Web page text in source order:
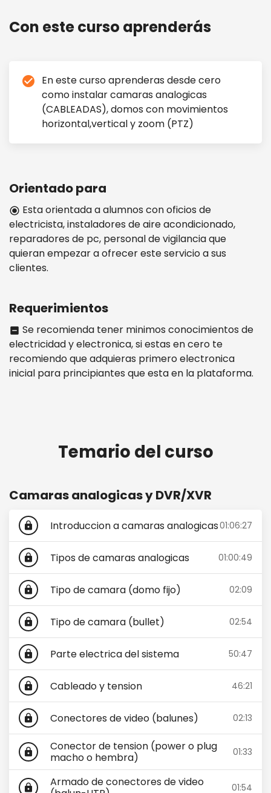
Con este curso aprenderás
check_circle En este curso aprenderas desde cero
como instalar camaras analogicas
(CABLEADAS), domos con movimientos
horizontal,vertical y zoom (PTZ)
Orientado para
radio_button_checked Esta orientada a alumnos con oficios de
electricista, instaladores de aire acondicionado,
reparadores de pc, personal de vigilancia que
quieran empezar a ofrecer este servicio a sus
clientes.
Requerimientos
indeterminate_check_box Se recomienda tener minimos conocimientos de
electricidad y electronica, si estas en cero te
recomiendo que adquieras primero electronica
inicial para principiantes que esta en la plataforma.
Temario del curso
Camaras analogicas y DVR/XVR
lock Introduccion a camaras analogicas01:06:27
lock Tipos de camaras analogicas 01:00:49
lock Tipo de camara (domo fijo) 02:09
lock Tipo de camara (bullet) 02:54
lock Parte electrica del sistema 50:47
lock Cableado y tension 46:21
lock Conectores de video (balunes) 02:13
lock
Conector de tension (power o plug
macho o hembra)
01:33
lock
Armado de conectores de video
01:54